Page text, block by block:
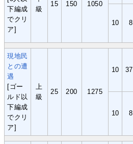
下編成
でクリ
ア]
級
15 150 1050
10 8
現地民
との遭
遇
[ゴー
ルド以
下編成
でクリ
ア]
上
級
25 200 1275
10 37
10 8